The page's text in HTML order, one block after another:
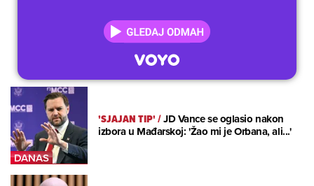
'SJAJAN TIP'/JD Vance se oglasio nakon
izbora u Mađarskoj: 'Žao mi je Orbana, ali...'